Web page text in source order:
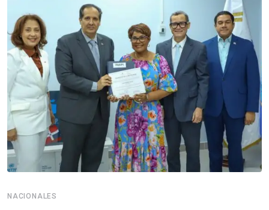
NACIONALES